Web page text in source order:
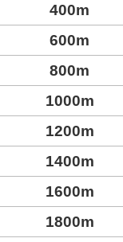
400m
600m
800m
1000m
1200m
1400m
1600m
1800m